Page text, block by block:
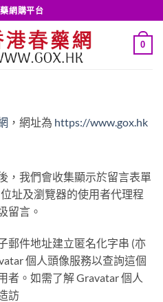
網購平台
0
，網址為 https://www.gox.hk
，我們會收集顯示於留言表單
址及瀏覽器的使用者代理程
留言。
郵件地址建立匿名化字串 (亦
個人頭像服務以查詢這個
者。如需了解 Gravatar 個人
訪